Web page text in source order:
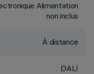
Alimentation
non inclus
À distance
DALI